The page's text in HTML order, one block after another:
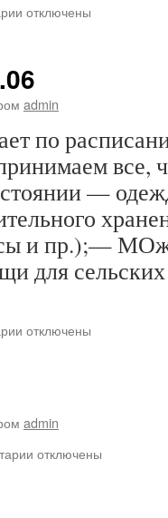
котключены
admin
по
все,
—
и пр.);—
для
котключены
admin
котключены